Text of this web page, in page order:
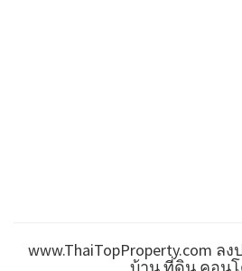
www.ThaiTopProperty.com ล
บ้าน ที่ดิน คอน